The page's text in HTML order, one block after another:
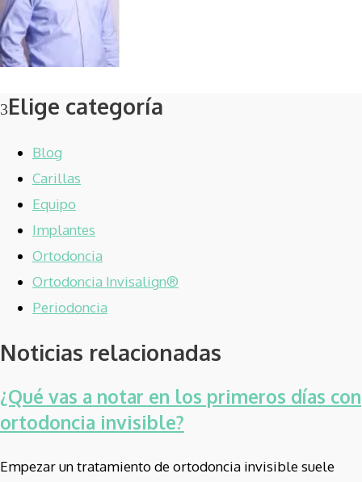
Elige categoría
Blog
Carillas
Equipo
Implantes
Ortodoncia
Ortodoncia Invisalign®
Periodoncia
Noticias relacionadas
¿Qué vas a notar en los primeros días con
ortodoncia invisible?
Empezar un tratamiento de ortodoncia invisible suele